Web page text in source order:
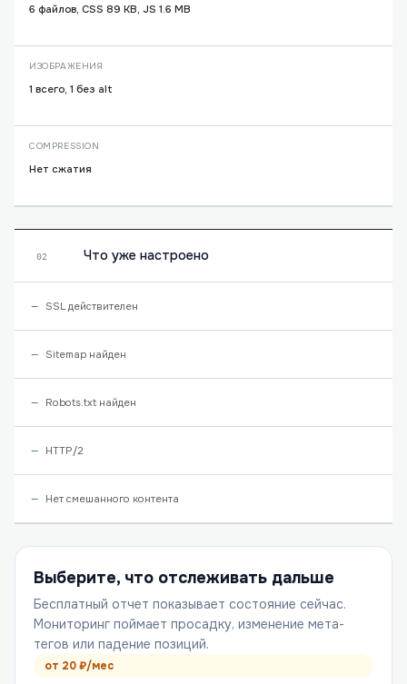
6 файлов, CSS 89 KB, JS 1.6 MB
ИЗОБРАЖЕНИЯ
1 всего, 1 без alt
COMPRESSION
Нет сжатия
02 Что уже настроено
SSL действителен
Sitemap найден
Robots.txt найден
HTTP/2
Нет смешанного контента
Выберите, что отслеживать дальше
Бесплатный отчет показывает состояние сейчас.
Мониторинг поймает просадку, изменение мета-
тегов или падение позиций.
от 20₽/мес